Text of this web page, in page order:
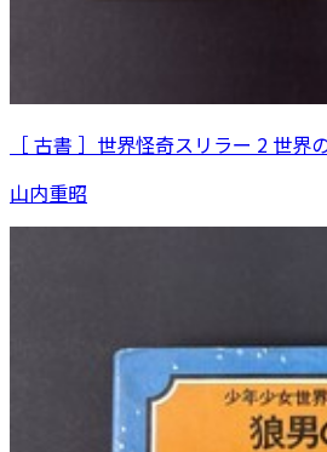
［ 古書 ］世界怪奇スリラー 2 世界
山内重昭